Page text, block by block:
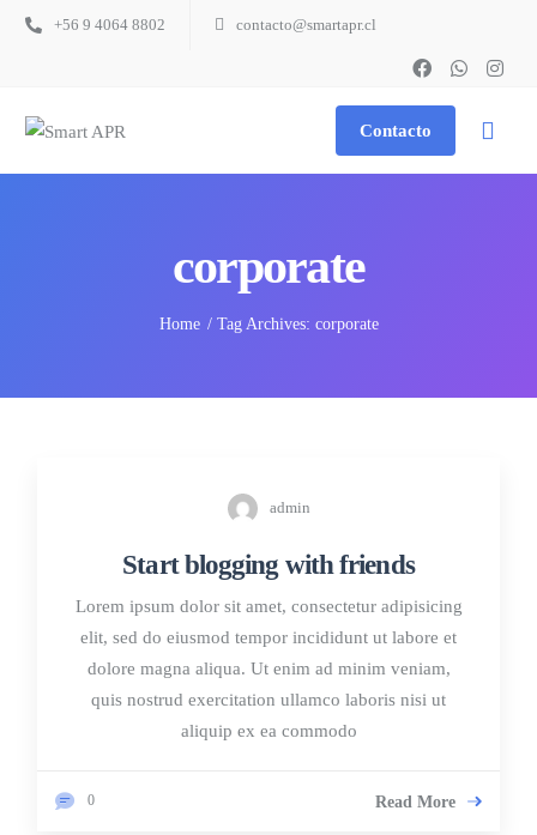
+56 9 4064 8802 contacto@smartapr.cl
Contacto
corporate
Home Tag Archives: corporate
admin
Start blogging with friends
Lorem ipsum dolor sit amet, consectetur adipisicing
elit, sed do eiusmod tempor incididunt ut labore et
dolore magna aliqua. Ut enim ad minim veniam,
quis nostrud exercitation ullamco laboris nisi ut
aliquip ex ea commodo
0 Read More